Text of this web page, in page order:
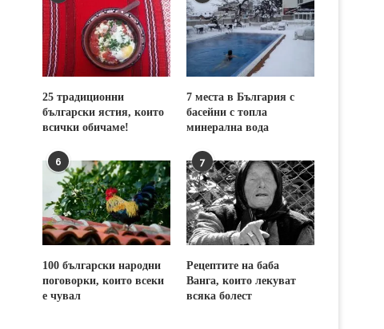
25 традиционни
български ястия, които
всички обичаме!
7 места в България с
басейни с топла
минерална вода
6
100 български народни
поговорки, които всеки
е чувал
7
Рецептите на баба
Ванга, които лекуват
всяка болест